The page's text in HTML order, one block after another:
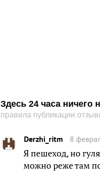
Здесь 24 часа ничего
правила публикации
Derzhi_ritm 8
Я пешеход, но
можно реже там